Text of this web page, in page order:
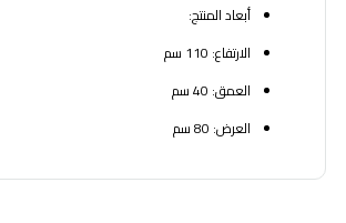
أبعاد المنتج:
الارتفاع: 110 سم
العمق: 40 سم
العرض: 80 سم